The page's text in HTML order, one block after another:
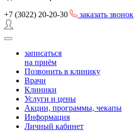
+7 (3022) 20-20-30 заказать звонок
записаться
на приём
Позвонить в клинику
Врачи
Клиники
Услуги и цены
Акции, программы, чекапы
Информация
Личный кабинет